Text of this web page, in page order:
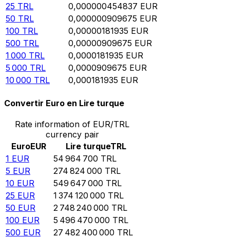
25 TRL 0,000000454837 EUR
50 TRL 0,000000909675 EUR
100 TRL 0,00000181935 EUR
500 TRL 0,00000909675 EUR
1 000 TRL 0,0000181935 EUR
5 000 TRL 0,0000909675 EUR
10 000 TRL 0,000181935 EUR
Convertir Euro en Lire turque
Rate information of EUR/TRL
currency pair
EuroEUR Lire turqueTRL
1 EUR 54 964 700 TRL
5 EUR 274 824 000 TRL
10 EUR 549 647 000 TRL
25 EUR 1 374 120 000 TRL
50 EUR 2 748 240 000 TRL
100 EUR 5 496 470 000 TRL
500 EUR 27 482 400 000 TRL